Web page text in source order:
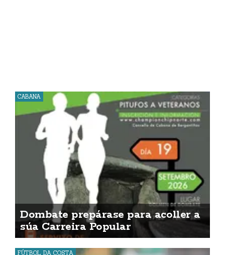
CABANA
Dombate prepárase para acoller a
súa Carreira Popular
FÚTBOL DA COSTA